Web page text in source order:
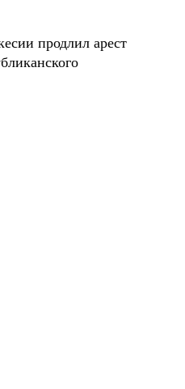
продлил арест